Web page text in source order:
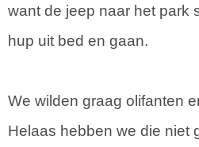
want de jeep naar het park
hup uit bed en gaan.
We wilden graag olifanten
Helaas hebben we die niet